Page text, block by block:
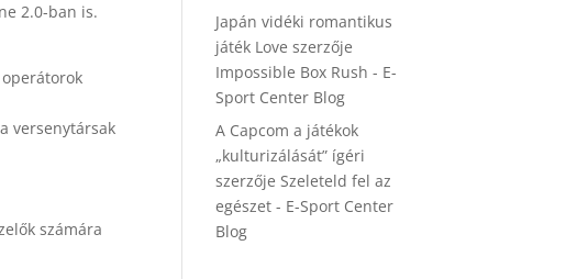
2.0-ban is.
operátorok
versenytársak
számára
Japán vidéki romantikus
játék Love szerzője
Impossible Box Rush - E-
Sport Center Blog
A Capcom a játékok
„kulturizálását” ígéri
szerzőjeSzeleteld fel az
egészet - E-Sport Center
Blog